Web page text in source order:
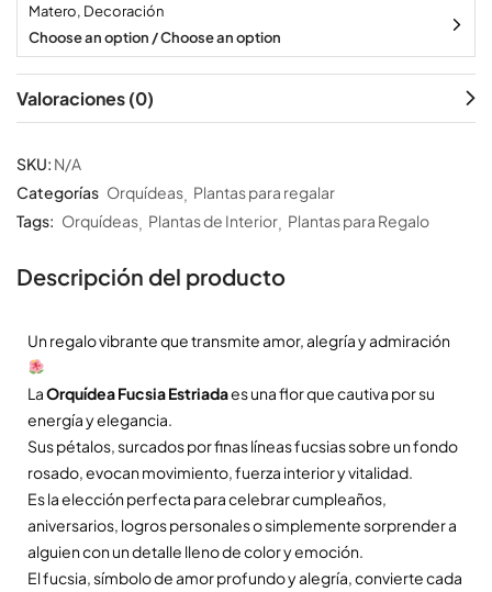
Matero, Decoración
Choose an option / Choose an option
Valoraciones (0)
SKU: N/A
Categorías Orquídeas Plantas para regalar
Tags: Orquídeas Plantas de Interior Plantas para Regalo
Descripción del producto
Un regalo vibrante que transmite amor, alegría y admiración
LaOrquídea Fucsia Estriadaes una flor que cautiva por su
energía y elegancia.
Sus pétalos, surcados por finas líneas fucsias sobre un fondo
rosado, evocan movimiento, fuerza interior y vitalidad.
Es la elección perfecta para celebrar cumpleaños,
aniversarios, logros personales o simplemente sorprender a
alguien con un detalle lleno de color y emoción.
El fucsia, símbolo de amor profundo y alegría, convierte cada